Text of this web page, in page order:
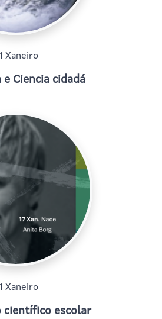
Xaneiro
e Ciencia cidadá
Xaneiro
científico escolar